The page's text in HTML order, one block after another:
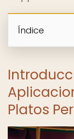
Índice
Platos